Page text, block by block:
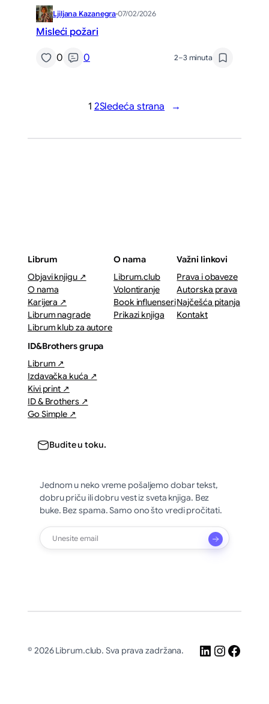
Ljiljana Kazanegra·07/02/2026
Misleći požari
0 0 2–3 minuta
1 2Sledeća strana →
Librum
Objavi knjigu ↗
O nama
Karijera ↗
Librum nagrade
Librum klub za autore
O nama
Librum.club
Volontiranje
Book influenseri
Prikazi knjiga
Važni linkovi
Prava i obaveze
Autorska prava
Najčešća pitanja
Kontakt
ID&Brothers grupa
Librum ↗
Izdavačka kuća ↗
Kivi print ↗
ID & Brothers ↗
Go Simple ↗
Budite u toku.
Jednom u neko vreme pošaljemo dobar tekst,
dobru priču ili dobru vest iz sveta knjiga. Bez
buke. Bez spama. Samo ono što vredi pročitati.
© 2026 Librum.club. Sva prava zadržana. LinkedIn